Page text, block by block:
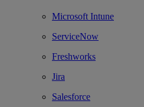
Microsoft Intune
ServiceNow
Freshworks
Jira
Salesforce